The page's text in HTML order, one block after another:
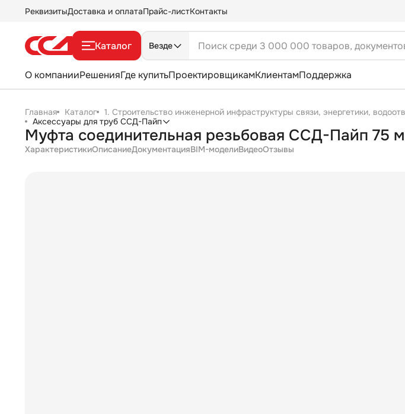
РеквизитыДоставка и оплатаПрайс-листКонтакты
Каталог Везде
О компанииРешенияГде купитьПроектировщикамКлиентамПоддержка
Главная Каталог 1. Строительство инженерной инфраструктуры связи, энергетики,
Аксессуары для труб ССД-Пайп
Муфта соединительная резьбовая ССД-Пайп 75
ХарактеристикиОписаниеДокументацияBIM-моделиВидеоОтзывы